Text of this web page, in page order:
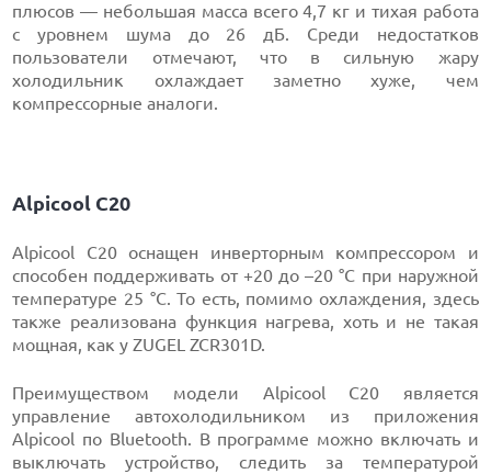
плюсов — небольшая масса всего 4,7 кг и тихая работа
с уровнем шума до 26 дБ. Среди недостатков
пользователи отмечают, что в сильную жару
холодильник охлаждает заметно хуже, чем
компрессорные аналоги.
Alpicool С20
Alpicool С20 оснащен инверторным компрессором и
способен поддерживать от +20 до –20 °C при наружной
температуре 25 °C. То есть, помимо охлаждения, здесь
также реализована функция нагрева, хоть и не такая
мощная, как у ZUGEL ZCR301D.
Преимуществом модели Alpicool С20 является
управление автохолодильником из приложения
Alpicool по Bluetooth. В программе можно включать и
выключать устройство, следить за температурой